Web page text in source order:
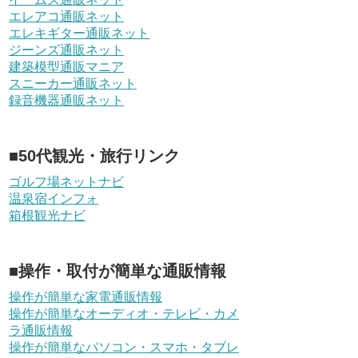
エレアコ通販ネット
エレキギター通販ネット
ジーンズ通販ネット
建築模型通販マニア
スニーカー通販ネット
録音機器通販ネット
■50代観光・旅行リンク
ゴルフ場ネットナビ
温泉宿インフォ
箱根観光ナビ
■操作・取付が簡単な通販情報
操作が簡単な家電通販情報
操作が簡単なオーディオ・テレビ・カメ
ラ通販情報
操作が簡単なパソコン・スマホ・タブレ